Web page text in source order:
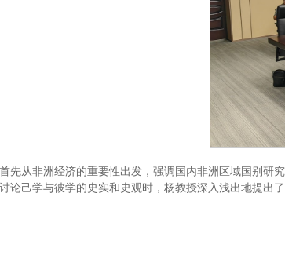
先从非洲经济的重要性出发，强调国内非洲区域国别研
论己学与彼学的史实和史观时，杨教授深入浅出地提出